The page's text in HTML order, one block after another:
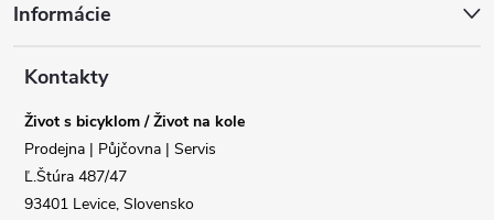
pInformácie
Kontakty
Život s bicyklom / Život na kole
Prodejna | Půjčovna | Servis
Ľ.Štúra 487/47
93401 Levice, Slovensko